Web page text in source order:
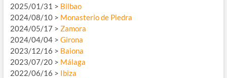
2025/01/31 > Bilbao
2024/08/10 > Monasterio de Piedra
2024/05/17 > Zamora
2024/04/04 > Girona
2023/12/16 > Baiona
2023/07/20 > Málaga
2022/06/16 > Ibiza